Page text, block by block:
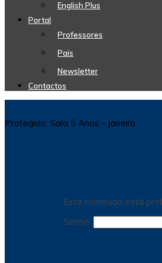
English Plus
Portal
Professores
Pais
Newsletter
Contactos
Protegido: Sala 5 Anos – janeiro
Este conteúdo está
Senha: